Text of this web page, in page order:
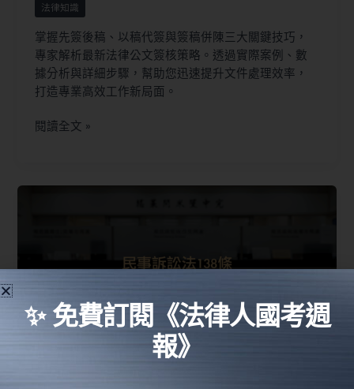
法律知識
掌握先簽後稿、以稿代簽與簽稿併陳三大關鍵技巧，
專家解析最新法律公文簽核策略。透過實際案例、數
據分析與詳細步驟，幫助您迅速提升文件處理效率，
打造專業高效工作新局面。
閱讀全文 »
✨ 免費訂閱《法律人國考週
報》